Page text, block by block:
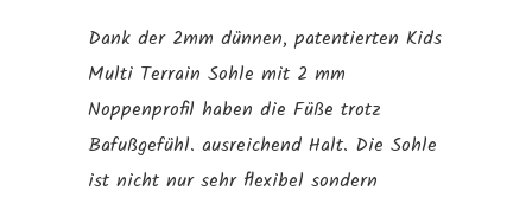
Dank der 2mm dünnen, patentierten Kids
Multi Terrain Sohle mit 2 mm
Noppenprofil haben die Füße trotz
Bafußgefühl. ausreichend Halt. Die Sohle
ist nicht nur sehr flexibel sondern